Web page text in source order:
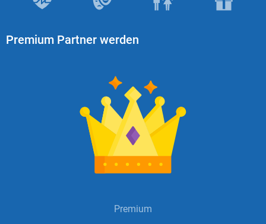
Premium Partner werden
Premium